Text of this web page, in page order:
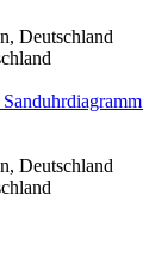
Deutschland
Sanduhrdiagramm
Deutschland